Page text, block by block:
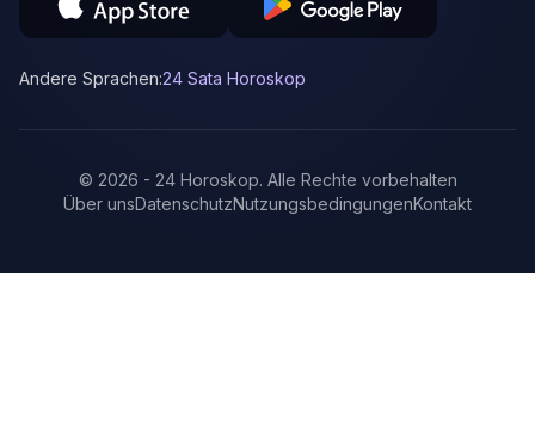
Andere Sprachen:24 Sata Horoskop
© 2026 - 24 Horoskop. Alle Rechte vorbehalten
Über unsDatenschutzNutzungsbedingungenKontakt